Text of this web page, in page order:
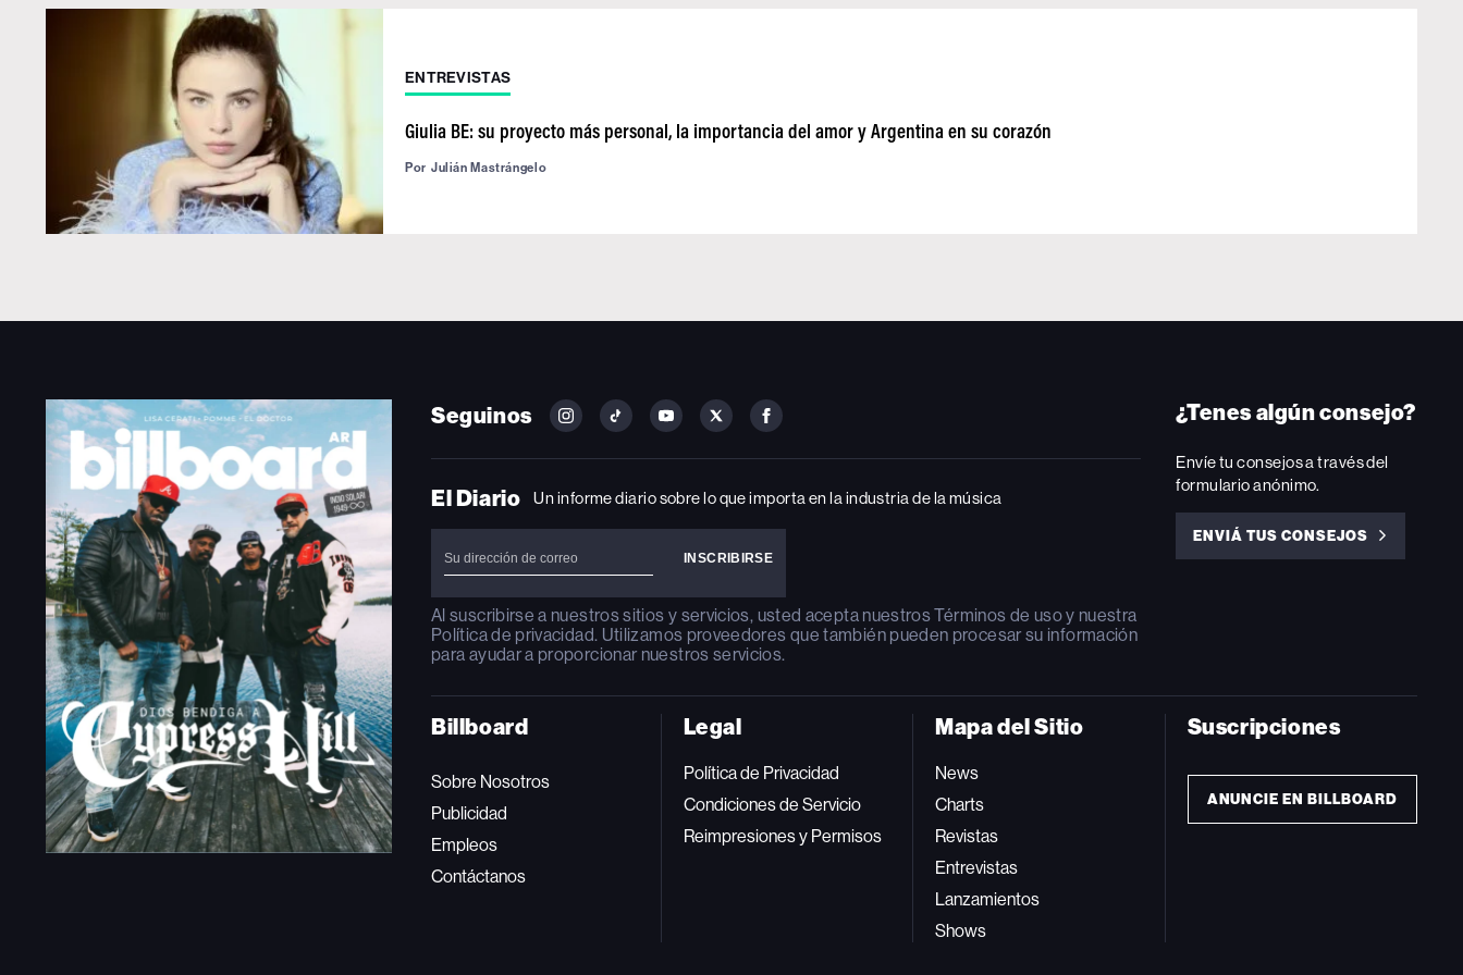
ENTREVISTAS
Giulia BE: su proyecto más personal, la importancia del amor y Argentina en su corazón
Por Julián Mastrángelo
Seguinos
FOLLOW
ON
FOLLOW
ON
FOLLOW
ON
FOLLOW
ON
FOLLOW
ON
El Diario Un informe diario sobre lo que importa en la industria de la música
Al suscribirse a nuestros sitios y servicios, usted acepta nuestrosTérminos de usoy nuestra
Política de privacidad. Utilizamos proveedores que también pueden procesar su información
para ayudar a proporcionar nuestros servicios.
¿Tenes algún consejo?
Envíe tu consejos a través del
formulario anónimo.
ENVIÁ TUS CONSEJOS
ENVIÁ
Billboard
Sobre Nosotros
Publicidad
Empleos
Contáctanos
Legal
Política de Privacidad
Condiciones de Servicio
Reimpresiones y Permisos
Mapa del Sitio
News
Charts
Revistas
Entrevistas
Lanzamientos
Shows
Suscripciones
ANUNCIE EN BILLBOARD